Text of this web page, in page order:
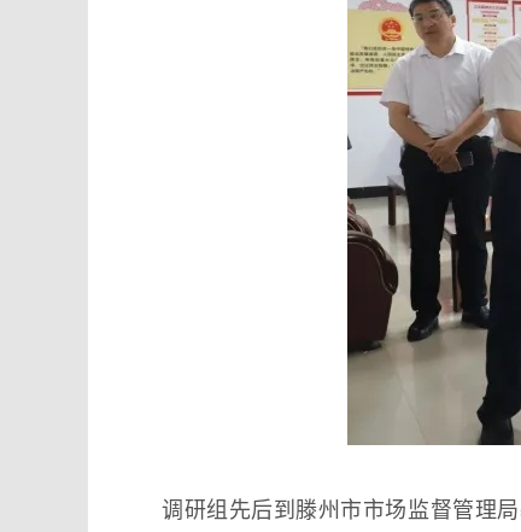
调研组先后到滕州市市场监督管理